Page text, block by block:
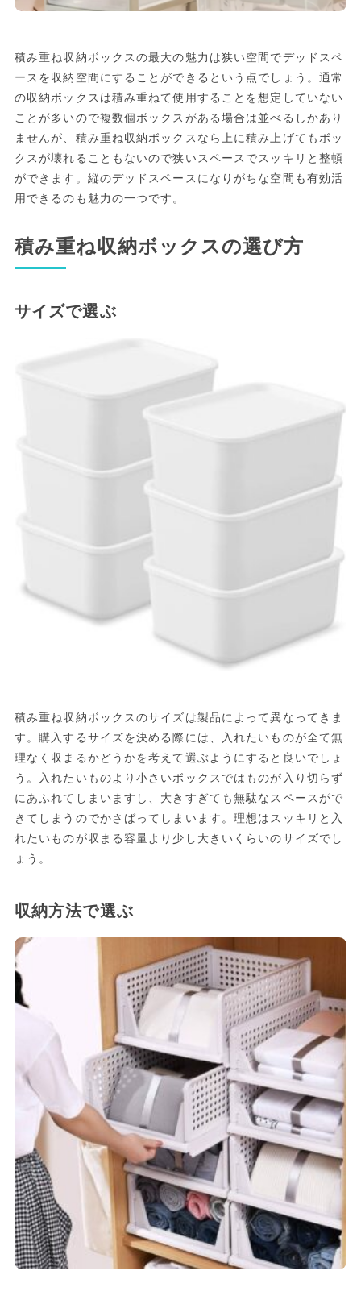
積み重ね収納ボックスの最大の魅力は狭い空間でデッドスペ
ースを収納空間にすることができるという点でしょう。通常
の収納ボックスは積み重ねて使用することを想定していない
ことが多いので複数個ボックスがある場合は並べるしかあり
ませんが、積み重ね収納ボックスなら上に積み上げてもボッ
クスが壊れることもないので狭いスペースでスッキリと整頓
ができます。縦のデッドスペースになりがちな空間も有効活
用できるのも魅力の一つです。
積み重ね収納ボックスの選び方
サイズで選ぶ
積み重ね収納ボックスのサイズは製品によって異なってきま
す。購入するサイズを決める際には、入れたいものが全て無
理なく収まるかどうかを考えて選ぶようにすると良いでしょ
う。入れたいものより小さいボックスではものが入り切らず
にあふれてしまいますし、大きすぎても無駄なスペースがで
きてしまうのでかさばってしまいます。理想はスッキリと入
れたいものが収まる容量より少し大きいくらいのサイズでし
ょう。
収納方法で選ぶ